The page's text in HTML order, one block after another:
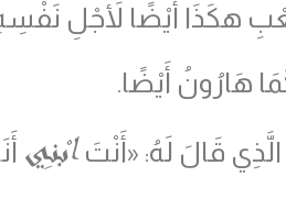
هكَذَا أَيْضًا لأَجْلِ
هَارُونُ أَيْضًا.
قَالَ لَهُ: «أَنْتَابْنِي